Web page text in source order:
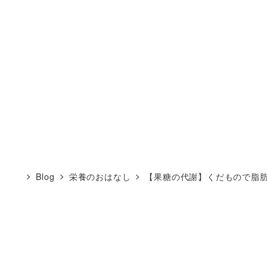
Blog 栄養のおはなし 【果糖の代謝】くだもので脂